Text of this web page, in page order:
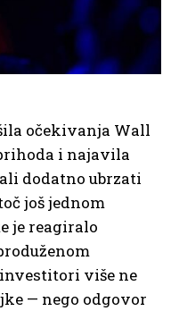
očekivanja Wall
i najavila
dodatno ubrzati
još jednom
je reagiralo
više ne
— nego odgovor